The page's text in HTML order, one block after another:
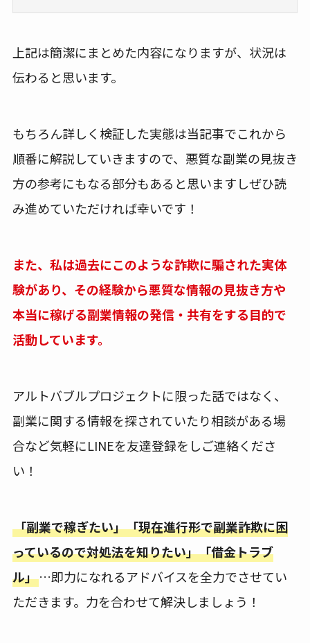
上記は簡潔にまとめた内容になりますが、状況は
伝わると思います。
もちろん詳しく検証した実態は当記事でこれから
順番に解説していきますので、悪質な副業の見抜き
方の参考にもなる部分もあると思いますしぜひ読
み進めていただければ幸いです！
また、私は過去にこのような詐欺に騙された実体
験があり、その経験から悪質な情報の見抜き方や
本当に稼げる副業情報の発信・共有をする目的で
活動しています。
アルトバブルプロジェクトに限った話ではなく、
副業に関する情報を探されていたり相談がある場
合など気軽にLINEを友達登録をしご連絡くださ
い！
「副業で稼ぎたい」「現在進行形で副業詐欺に困
っているので対処法を知りたい」「借金トラブ
ル」…即力になれるアドバイスを全力でさせてい
ただきます。力を合わせて解決しましょう！